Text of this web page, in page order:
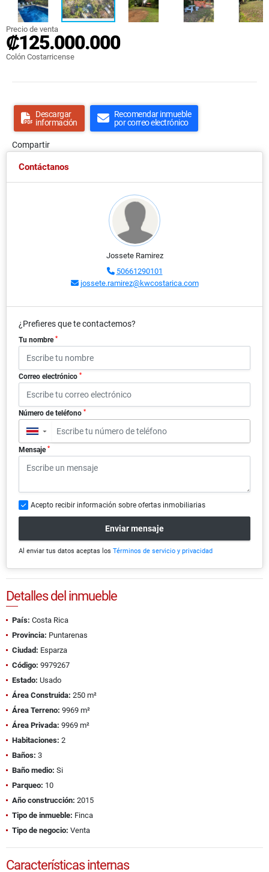
Precio de venta
₡125.000.000
Colón Costarricense
Descargar
información
Recomendar inmueble
por correo electrónico
Compartir
Contáctanos
Jossete Ramirez
50661290101
jossete.ramirez@kwcostarica.com
¿Prefieres que te contactemos?
Tu nombre *
Correo electrónico *
Número de teléfono *
▼
Mensaje *
Acepto recibir información sobre ofertas inmobiliarias
Enviar mensaje
Al enviar tus datos aceptas los Términos de servicio y privacidad
Detalles del inmueble
País: Costa Rica
Provincia: Puntarenas
Ciudad: Esparza
Código: 9979267
Estado: Usado
Área Construida: 250 m²
Área Terreno: 9969 m²
Área Privada: 9969 m²
Habitaciones: 2
Baños: 3
Baño medio: Si
Parqueo: 10
Año construcción: 2015
Tipo de inmueble: Finca
Tipo de negocio: Venta
Características internas